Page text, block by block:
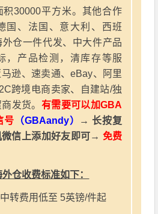
积30000平方米。其他合作
国、法国、意大利、西班
仓一件代发、中大件产品
，产品检测，清库存等服
逊、速卖通、eBay、阿里
跨境电商卖家、自建站/独
发货。 有需要可以加GBA
号 （GBAandy）
→ 长按复
信上添加好友即可→ 免费
仓收费标准如下：
转费用低至 5英镑/件起